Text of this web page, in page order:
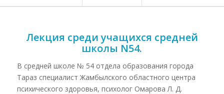
Лекция среди учащихся средней
школы N54.
В средней школе № 54 отдела образования города
Тараз специалист Жамбылского областного центра
психического здоровья, психолог Омарова Л. Д.